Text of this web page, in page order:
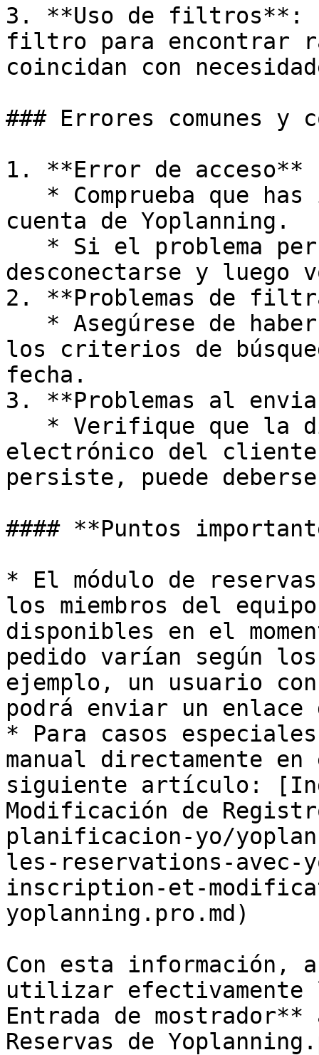
3. **Uso de filtros**:
filtro para encontrar
coincidan con
### Errores comunes y
1. **Error de acceso**
cuenta de Yoplanning.
desconectarse y luego
2. **Problemas de
los criterios de
fecha.
3. **Problemas al
electrónico del
persiste, puede
#### **Puntos
* El módulo de
los miembros del
disponibles en el
pedido varían según
ejemplo, un usuario
podrá enviar un enlace
* Para casos
manual directamente
siguiente artículo:
Modificación de
planificacion-yo/
les-reservations-avec-
inscription-et-
yoplanning.pro.md)
Con esta información,
utilizar efectivamente
Entrada de
Reservas de